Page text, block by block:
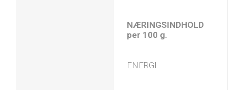
NÆRINGSINDHOLD
per 100 g.
ENERGI